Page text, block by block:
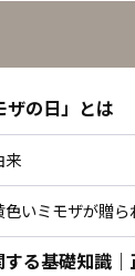
ザの日」とは
来
いミモザが贈ら
る基礎知識